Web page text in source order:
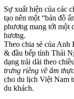
Sự xuất hiện của các
tạo nên một “bản đồ
phương mang tới một
hương.
Theo chia sẻ của
& đầu bếp tỉnh Thái
dạng trải dài theo
trưng riêng về ẩm
cho du lịch Việt Nam
du khách.